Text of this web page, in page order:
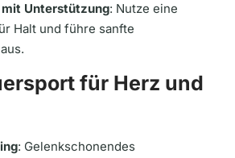
mit Unterstützung: Nutze eine
Halt und führe sanfte
für Herz und
: Gelenkschonendes